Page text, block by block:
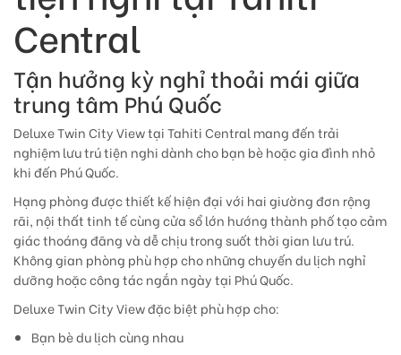
Central
Tận hưởng kỳ nghỉ thoải mái giữa
trung tâm Phú Quốc
Deluxe Twin City View tại Tahiti Central mang đến trải
nghiệm lưu trú tiện nghi dành cho bạn bè hoặc gia đình nhỏ
khi đến Phú Quốc.
Hạng phòng được thiết kế hiện đại với hai giường đơn rộng
rãi, nội thất tinh tế cùng cửa sổ lớn hướng thành phố tạo cảm
giác thoáng đãng và dễ chịu trong suốt thời gian lưu trú.
Không gian phòng phù hợp cho những chuyến du lịch nghỉ
dưỡng hoặc công tác ngắn ngày tại Phú Quốc.
Deluxe Twin City View đặc biệt phù hợp cho:
Bạn bè du lịch cùng nhau